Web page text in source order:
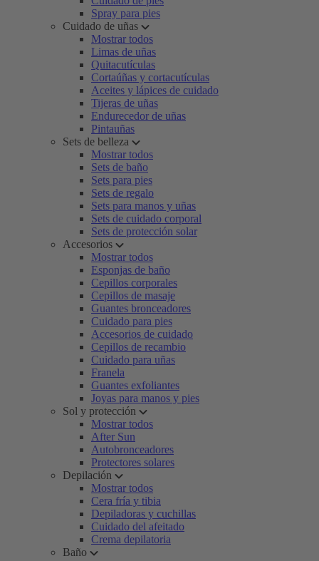
Spray para pies
Cuidado de uñas
Mostrar todos
Limas de uñas
Quitacutículas
Cortaúñas y cortacutículas
Aceites y lápices de cuidado
Tijeras de uñas
Endurecedor de uñas
Pintauñas
Sets de belleza
Mostrar todos
Sets de baño
Sets para pies
Sets de regalo
Sets para manos y uñas
Sets de cuidado corporal
Sets de protección solar
Accesorios
Mostrar todos
Esponjas de baño
Cepillos corporales
Cepillos de masaje
Guantes bronceadores
Cuidado para pies
Accesorios de cuidado
Cepillos de recambio
Cuidado para uñas
Franela
Guantes exfoliantes
Joyas para manos y pies
Sol y protección
Mostrar todos
After Sun
Autobronceadores
Protectores solares
Depilación
Mostrar todos
Cera fría y tibia
Depiladoras y cuchillas
Cuidado del afeitado
Crema depilatoria
Baño